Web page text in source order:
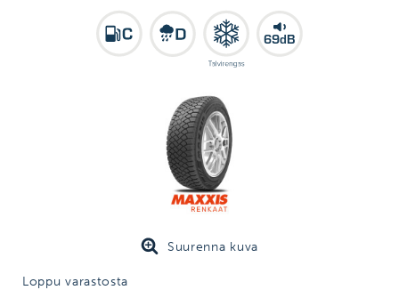
69dB
Suurenna kuva
Loppu varastosta